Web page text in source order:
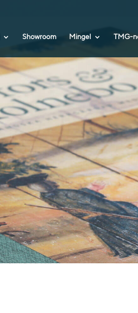
Showroom Mingel TMG-